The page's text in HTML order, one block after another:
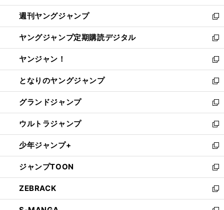
開
く
ウ
で
開
く
ン
ド
ウ
で
開
く
ウ
ィ
ン
ド
ウ
で
開
く
週刊ヤングジャンプ
新
し
い
ウ
ィ
ン
ド
ウ
で
開
く
ヤングジャンプ定期購読デジタル
新
し
い
ウ
ィ
ン
ド
ウ
で
開
く
ヤンジャン！
新
し
い
ウ
ィ
ン
ド
ウ
で
開
く
となりのヤングジャンプ
新
し
い
ウ
ィ
ン
ド
ウ
で
開
く
グランドジャンプ
新
し
い
ウ
ィ
ン
ド
ウ
で
開
ウルトラジャンプ
新
し
い
ウ
ィ
ン
ド
ウ
少年ジャンプ+
新
し
い
ウ
ィ
ン
ジャンプTOON
新
し
い
ウ
ZEBRACK
新
し